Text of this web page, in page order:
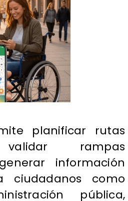
planificar rutas
validar rampas
información
como
pública,